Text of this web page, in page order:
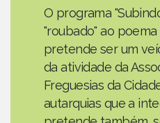
O programa
"roubado" ao
pretende ser um
da atividade da
Freguesias da
autarquias que a